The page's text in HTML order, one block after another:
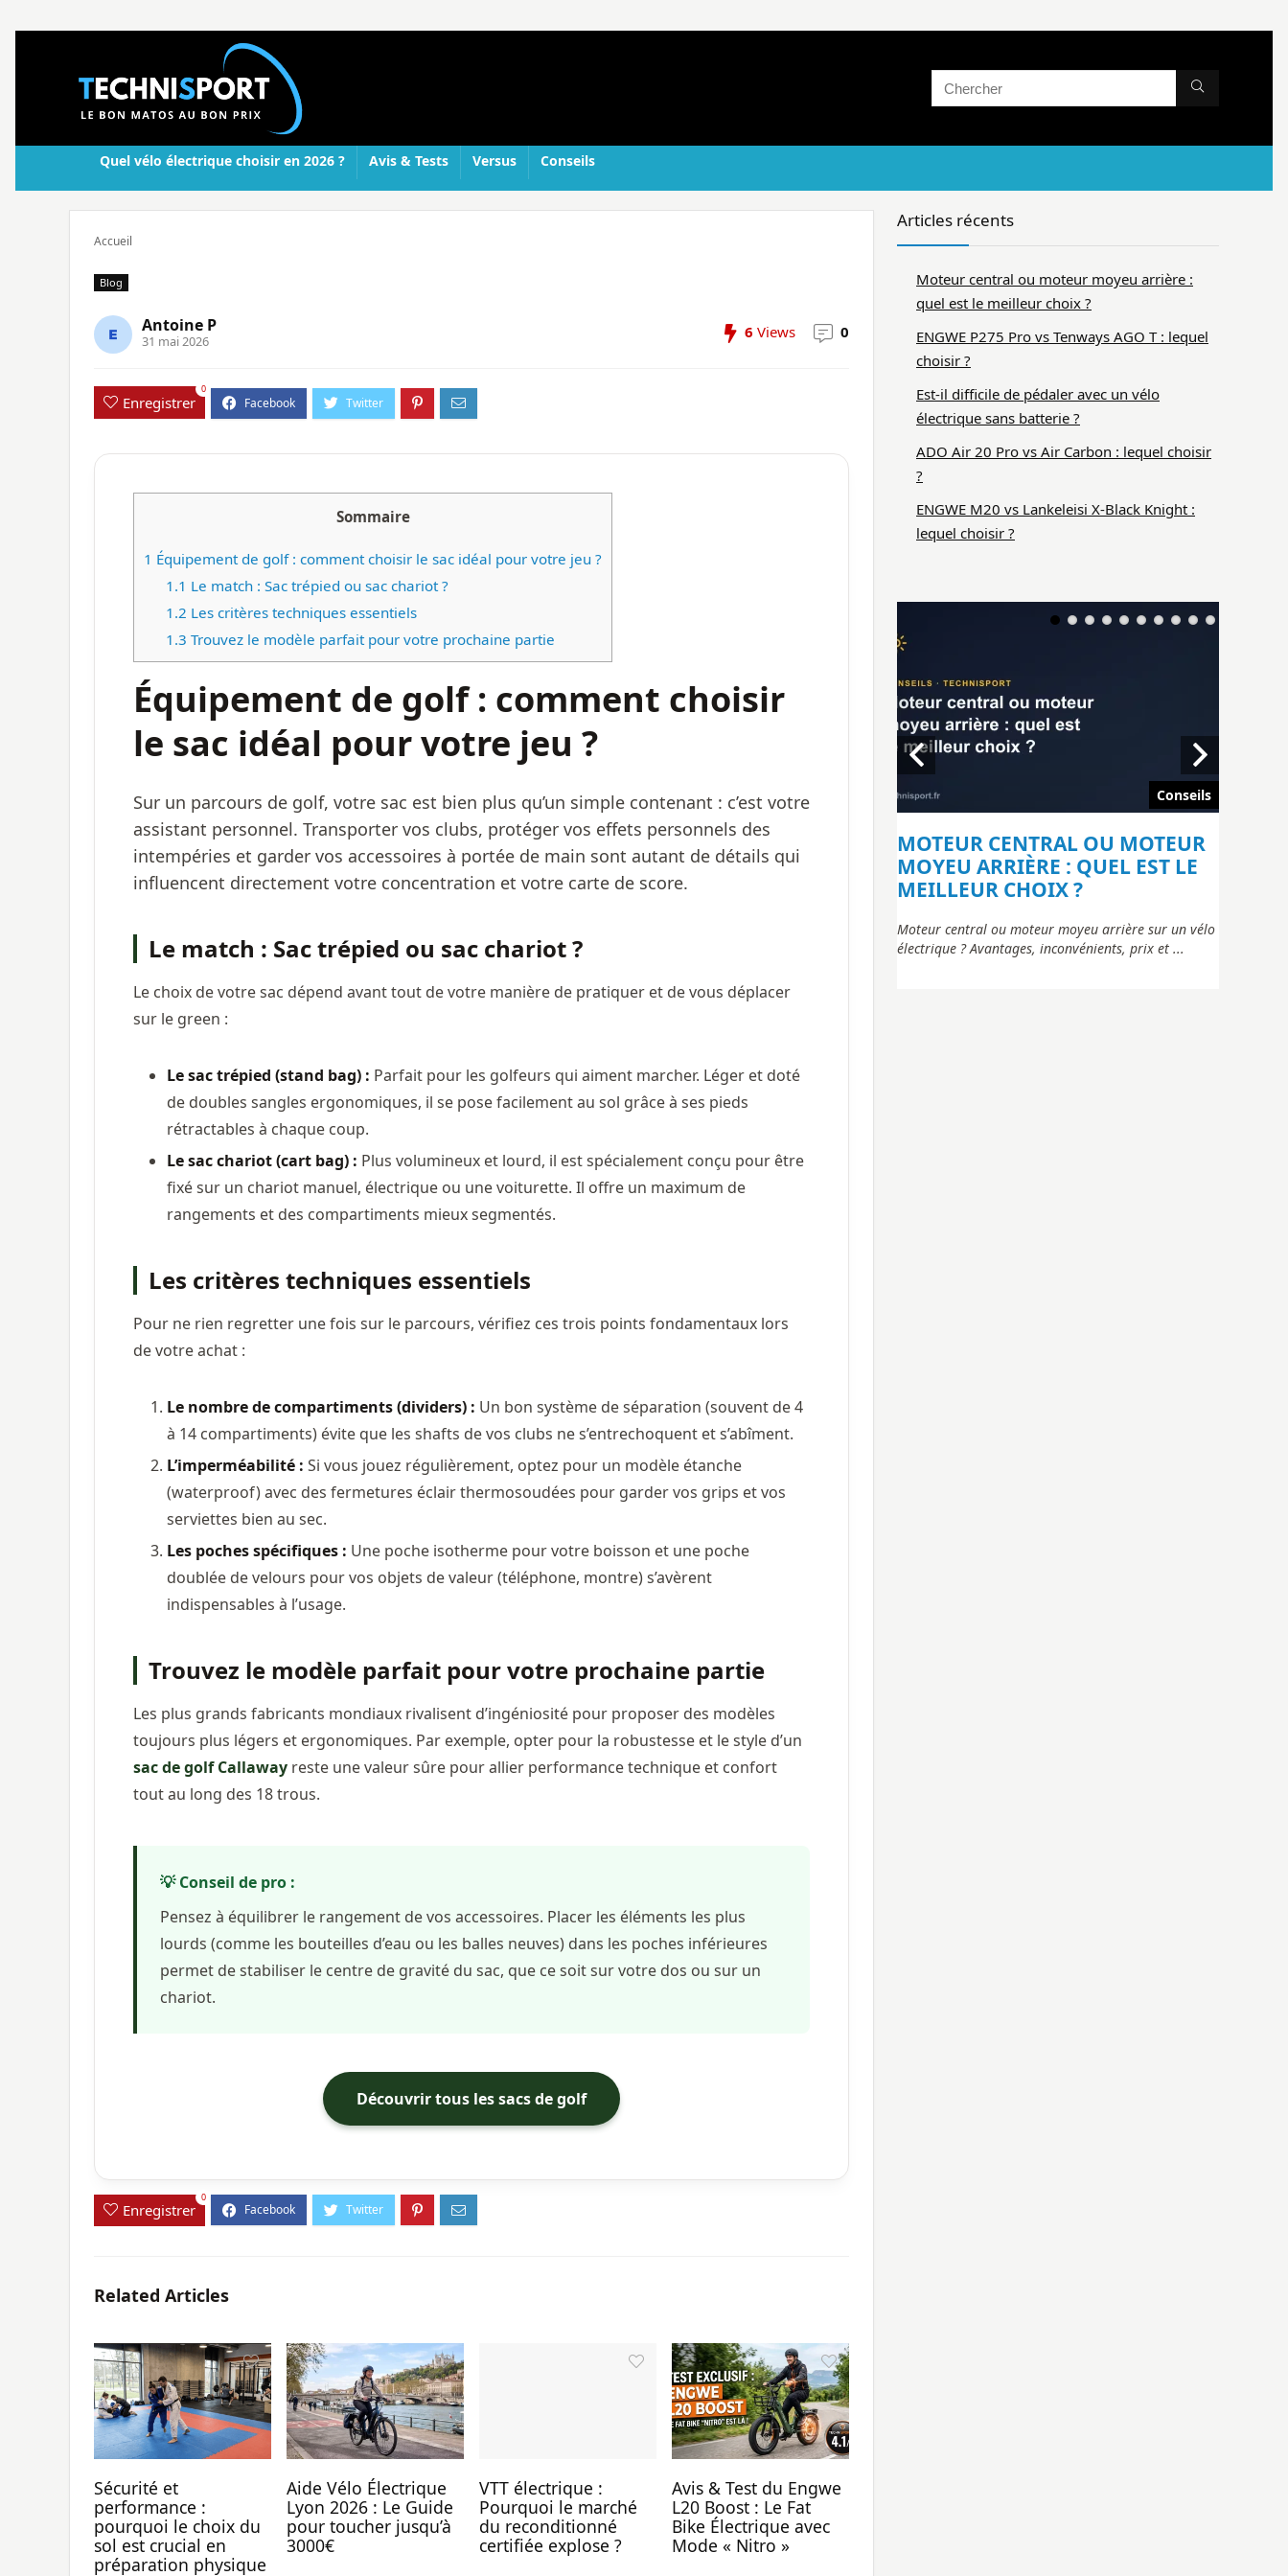
Quel vélo électrique choisir en 2026 ? Avis & Tests Versus Conseils
Accueil
Blog
Antoine P
31 mai 2026 6 Views 0
Enregistrer
0
Sommaire
1 Équipement de golf : comment choisir le sac idéal pour votre jeu ?
1.1 Le match : Sac trépied ou sac chariot ?
1.2 Les critères techniques essentiels
1.3 Trouvez le modèle parfait pour votre prochaine partie
Équipement de golf : comment choisir
le sac idéal pour votre jeu ?
Sur un parcours de golf, votre sac est bien plus qu’un simple contenant : c’est votre
assistant personnel. Transporter vos clubs, protéger vos effets personnels des
intempéries et garder vos accessoires à portée de main sont autant de détails qui
influencent directement votre concentration et votre carte de score.
Le match : Sac trépied ou sac chariot ?
Le choix de votre sac dépend avant tout de votre manière de pratiquer et de vous déplacer
sur le green :
Le sac trépied (stand bag) : Parfait pour les golfeurs qui aiment marcher. Léger et doté
de doubles sangles ergonomiques, il se pose facilement au sol grâce à ses pieds
rétractables à chaque coup.
Le sac chariot (cart bag) : Plus volumineux et lourd, il est spécialement conçu pour être
fixé sur un chariot manuel, électrique ou une voiturette. Il offre un maximum de
rangements et des compartiments mieux segmentés.
Les critères techniques essentiels
Pour ne rien regretter une fois sur le parcours, vérifiez ces trois points fondamentaux lors
de votre achat :
Le nombre de compartiments (dividers) : Un bon système de séparation (souvent de 4
à 14 compartiments) évite que les shafts de vos clubs ne s’entrechoquent et s’abîment.
L’imperméabilité : Si vous jouez régulièrement, optez pour un modèle étanche
(waterproof) avec des fermetures éclair thermosoudées pour garder vos grips et vos
serviettes bien au sec.
Les poches spécifiques : Une poche isotherme pour votre boisson et une poche
doublée de velours pour vos objets de valeur (téléphone, montre) s’avèrent
indispensables à l’usage.
Trouvez le modèle parfait pour votre prochaine partie
Les plus grands fabricants mondiaux rivalisent d’ingéniosité pour proposer des modèles
toujours plus légers et ergonomiques. Par exemple, opter pour la robustesse et le style d’un
sac de golf Callaway reste une valeur sûre pour allier performance technique et confort
tout au long des 18 trous.
💡 Conseil de pro :
Pensez à équilibrer le rangement de vos accessoires. Placer les éléments les plus
lourds (comme les bouteilles d’eau ou les balles neuves) dans les poches inférieures
permet de stabiliser le centre de gravité du sac, que ce soit sur votre dos ou sur un
chariot.
Découvrir tous les sacs de golf
Enregistrer
0
Related Articles
Sécurité et
performance :
pourquoi le choix du
sol est crucial en
préparation physique
Aide Vélo Électrique
Lyon 2026 : Le Guide
pour toucher jusqu’à
3000€
VTT électrique :
Pourquoi le marché
du reconditionné
certifiée explose ?
Avis & Test du Engwe
L20 Boost : Le Fat
Bike Électrique avec
Mode « Nitro »
Articles récents
Moteur central ou moteur moyeu arrière :
quel est le meilleur choix ?
ENGWE P275 Pro vs Tenways AGO T : lequel
choisir ?
Est-il difficile de pédaler avec un vélo
électrique sans batterie ?
ADO Air 20 Pro vs Air Carbon : lequel choisir
?
ENGWE M20 vs Lankeleisi X-Black Knight :
lequel choisir ?
COURROIE TENWAYS QUI SIFFLE
OU GRINCE : CAUSES ET
SOLUTIONS
alignement, saletés : les causes du bruit d'une ...
Conseils
MOTEUR CENTRAL OU MOTEUR
MOYEU ARRIÈRE : QUEL EST LE
MEILLEUR CHOIX ?
Moteur central ou moteur moyeu arrière sur un vélo
électrique ? Avantages, inconvénients, prix et ...